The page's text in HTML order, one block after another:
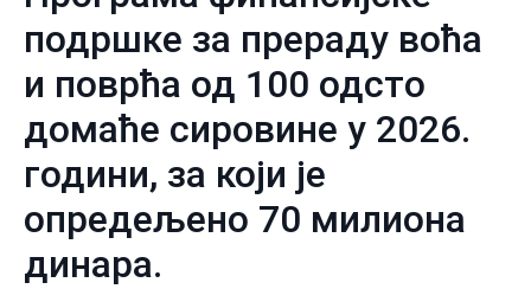
подршке за прераду воћа
и поврћа од 100 одсто
домаће сировине у 2026.
години, за који је
опредељено 70 милиона
динара.